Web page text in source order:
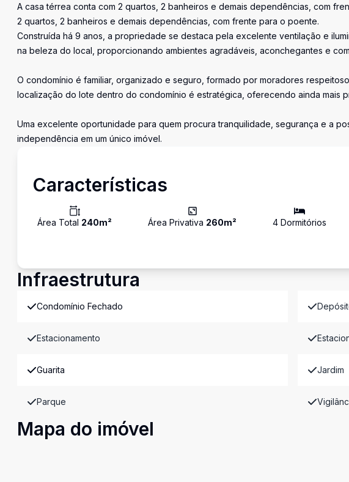
A casa térrea conta com 2 quartos, 2 banheiros e demais dependências, com
2 quartos, 2 banheiros e demais dependências, com frente para o poente.
Construída há 9 anos, a propriedade se destaca pela excelente ventilação e
na beleza do local, proporcionando ambientes agradáveis, aconchegantes e
O condomínio é familiar, organizado e seguro, formado por moradores
localização do lote dentro do condomínio é estratégica, oferecendo ainda mais
Uma excelente oportunidade para quem procura tranquilidade, segurança e a
independência em um único imóvel.
Características
Área Total 240m² Área Privativa 260m² 4 Dormitórios
Infraestrutura
Condomínio Fechado
Estacionamento
Guarita Jardim
Parque
Mapa do imóvel